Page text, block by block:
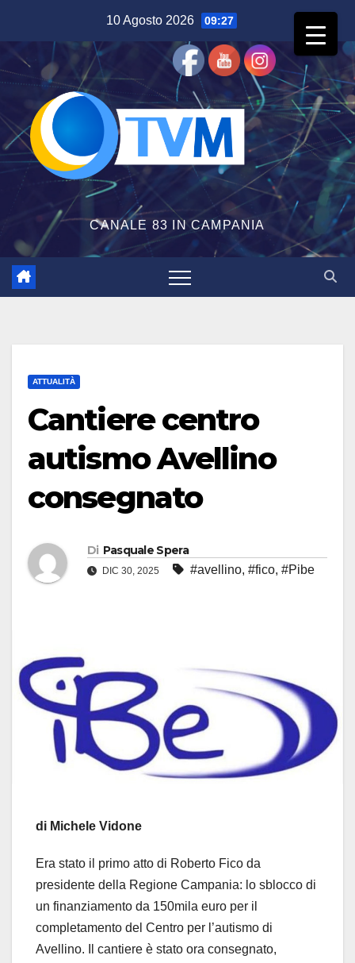
contenuto
10 Agosto 2026 09:27
CANALE 83 IN CAMPANIA
ATTUALITÀ
Cantiere centro
autismo Avellino
consegnato
Di Pasquale Spera
DIC 30, 2025 #avellino, #fico, #Pibe
di Michele Vidone
Era stato il primo atto di Roberto Fico da
presidente della Regione Campania: lo sblocco di
un finanziamento da 150mila euro per il
completamento del Centro per l’autismo di
Avellino. Il cantiere è stato ora consegnato,